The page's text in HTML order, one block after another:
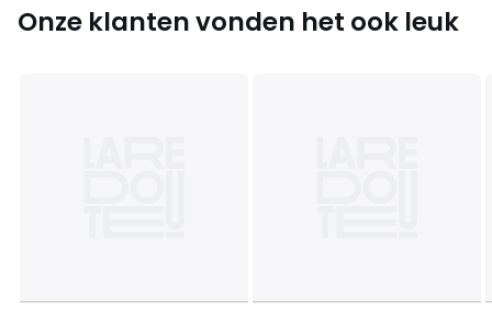
Onze klanten vonden het ook leuk